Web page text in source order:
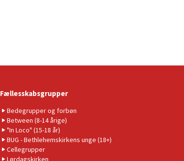
Fællesskabsgrupper
Bedegrupper og forbøn
Between (8-14 årige)
"In Loco" (15-18 år)
BUG - Bethlehemskirkens unge (18+)
Cellegrupper
Lørdagskirken